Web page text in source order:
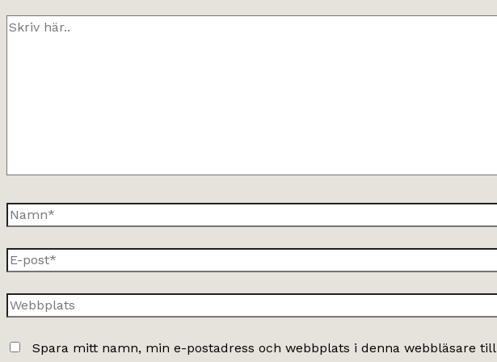
Skriv
Namn*
E-
post*
Webbplats
Spara mitt namn, min e-postadress och webbplats i denna webbläsare